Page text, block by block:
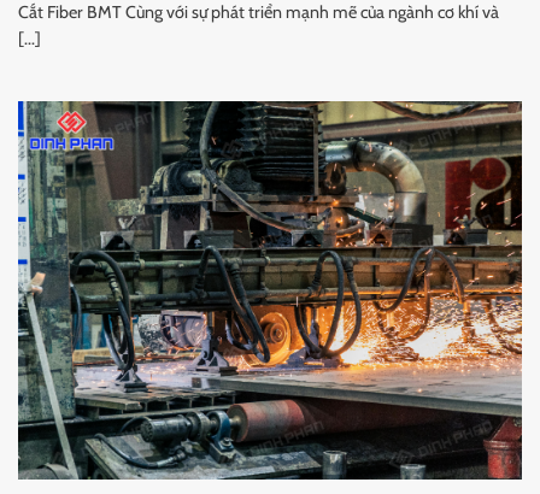
Cắt Fiber BMT Cùng với sự phát triển mạnh mẽ của ngành cơ khí và
[...]